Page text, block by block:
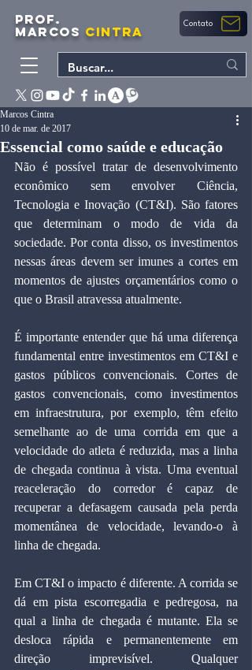
PROF.
MARCOS CINTRA Contato
Essencial como saúde e educação
Marcos Cintra
10 de mar. de 2017
Não é possível tratar de desenvolvimento
econômico sem envolver Ciência,
Tecnologia e Inovação (CT&I). São fatores
que determinam o modo de vida da
sociedade. Por conta disso, os investimentos
nessas áreas devem ser imunes a cortes em
momentos de ajustes orçamentários como o
que o Brasil atravessa atualmente.
É importante entender que há uma diferença
fundamental entre investimentos em CT&I e
gastos públicos convencionais. Cortes de
gastos convencionais, como investimentos
em infraestrutura, por exemplo, têm efeito
semelhante ao de uma corrida em que a
velocidade do atleta é reduzida, mas a linha
de chegada continua à vista. Uma eventual
reaceleração do corredor é capaz de
recuperar a defasagem causada pela perda
momentânea de velocidade, levando-o à
linha de chegada.
Em CT&I o impacto é diferente. A corrida se
dá em pista escorregadia e pedregosa, na
qual a linha de chegada é mutante. Ela se
desloca rápida e permanentemente em
direção imprevisível. Qualquer